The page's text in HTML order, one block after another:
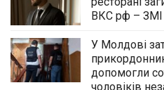
ВКС рф – ЗМІ
У Молдові
допомогли
чоловіків